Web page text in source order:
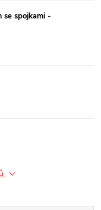
se spojkami -